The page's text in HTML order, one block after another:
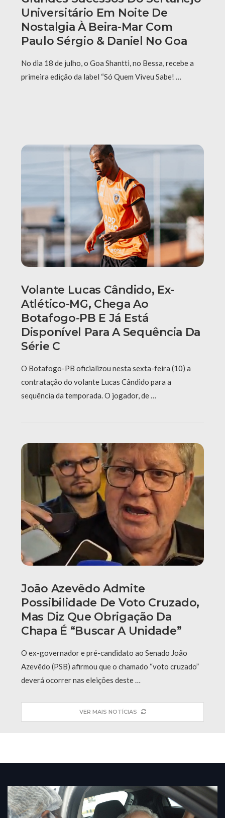
Universitário Em Noite De
Nostalgia À Beira-Mar Com
Paulo Sérgio & Daniel No Goa
No dia 18 de julho, o Goa Shantti, no Bessa, recebe a
primeira edição da label “Só Quem Viveu Sabe! …
Volante Lucas Cândido, Ex-
Atlético-MG, Chega Ao
Botafogo-PB E Já Está
Disponível Para A Sequência Da
Série C
O Botafogo-PB oficializou nesta sexta-feira (10) a
contratação do volante Lucas Cândido para a
sequência da temporada. O jogador, de …
João Azevêdo Admite
Possibilidade De Voto Cruzado,
Mas Diz Que Obrigação Da
Chapa É “buscar A Unidade”
O ex-governador e pré-candidato ao Senado João
Azevêdo (PSB) afirmou que o chamado “voto cruzado”
deverá ocorrer nas eleições deste …
VER MAIS NOTÍCIAS